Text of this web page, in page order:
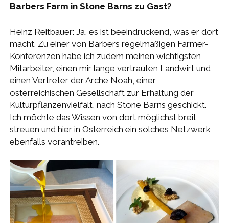
Barbers Farm in Stone Barns zu Gast?
Heinz Reitbauer: Ja, es ist beeindruckend, was er dort
macht. Zu einer von Barbers regelmäßigen Farmer-
Konferenzen habe ich zudem meinen wichtigsten
Mitarbeiter, einen mir lange vertrauten Landwirt und
einen Vertreter der Arche Noah, einer
österreichischen Gesellschaft zur Erhaltung der
Kulturpflanzenvielfalt, nach Stone Barns geschickt.
Ich möchte das Wissen von dort möglichst breit
streuen und hier in Österreich ein solches Netzwerk
ebenfalls vorantreiben.